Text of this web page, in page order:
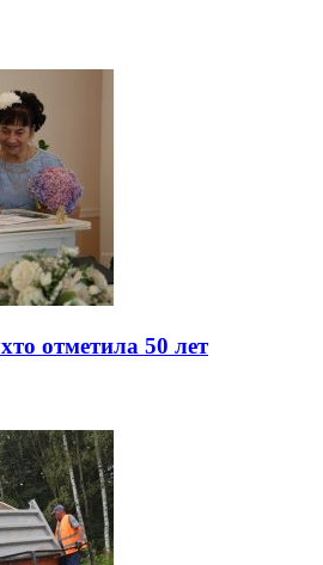
отметила 50 лет